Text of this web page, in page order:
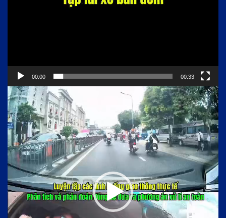
00:00 00:33
Trình
chơi
Video